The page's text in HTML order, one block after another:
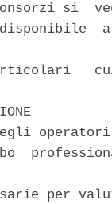
si
per